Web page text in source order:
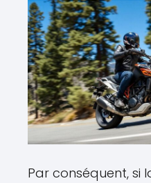
Par conséquent, si